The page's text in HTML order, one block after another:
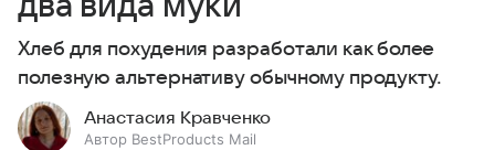
Хлеб для похудения разработали как более
полезную альтернативу обычному продукту.
Анастасия Кравченко
Автор BestProducts Mail